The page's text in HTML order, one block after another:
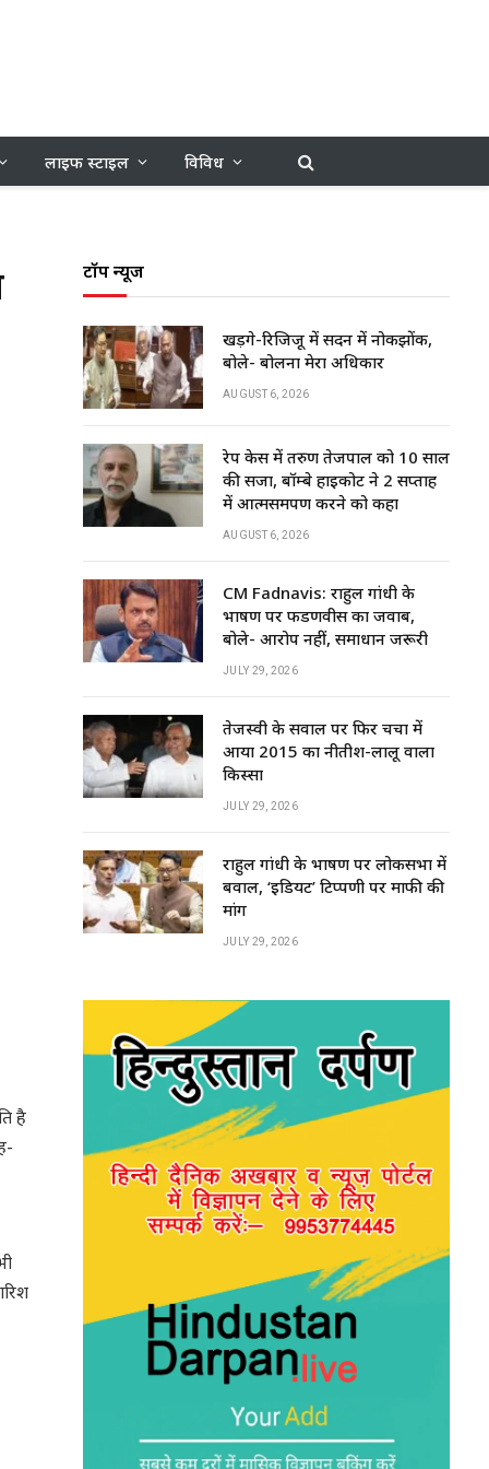
लाइफ स्टाइल विविध
है
टॉप न्यूज
खड़गे-रिजिजू में सदन में नोकझोंक,
बोले- बोलना मेरा अधिकार
AUGUST 6, 2026
रेप केस में तरुण तेजपाल को 10 साल
की सजा, बॉम्बे हाईकोर्ट ने 2 सप्ताह
में आत्मसमर्पण करने को कहा
AUGUST 6, 2026
CM Fadnavis: राहुल गांधी के
भाषण पर फडणवीस का जवाब,
बोले- आरोप नहीं, समाधान जरूरी
JULY 29, 2026
तेजस्वी के सवाल पर फिर चर्चा में
आया 2015 का नीतीश-लालू वाला
किस्सा
JULY 29, 2026
राहुल गांधी के भाषण पर लोकसभा में
बवाल, ‘इडियट’ टिप्पणी पर माफी की
मांग
JULY 29, 2026